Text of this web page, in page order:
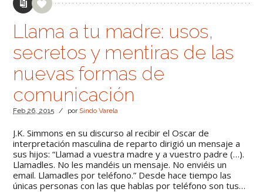
Llama a tu madre: usos,
secretos y mentiras de las
nuevas formas de
comunicación
Feb 26, 2015 / por Sindo Varela
J.K. Simmons en su discurso al recibir el Oscar de
interpretación masculina de reparto dirigió un mensaje a
sus hijos: “Llamad a vuestra madre y a vuestro padre (…).
Llamadles. No les mandéis un mensaje. No enviéis un
email. Llamadles por teléfono.” Desde hace tiempo las
únicas personas con las que hablas por teléfono son tus…